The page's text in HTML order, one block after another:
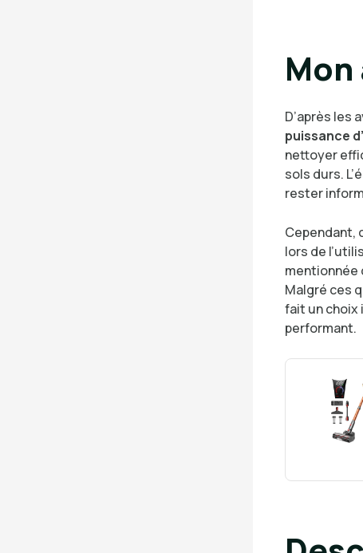
Mon
D’après les
puissance
nettoyer
sols durs.
rester
Cependant,
lors de
mentionnée
Malgré ces
fait un choix
performant.